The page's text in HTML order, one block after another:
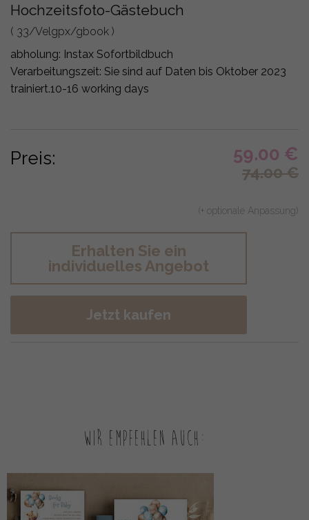
Hochzeitsfoto-Gästebuch
( 33/Velgpx/gbook )
abholung: Instax Sofortbildbuch
Verarbeitungszeit: Sie sind auf Daten bis Oktober 2023
trainiert.10-16 working days
Preis: 59.00 €
74.00€
(+ optionale Anpassung)
Erhalten Sie ein
individuelles Angebot
Jetzt kaufen
Wir empfehlen auch: